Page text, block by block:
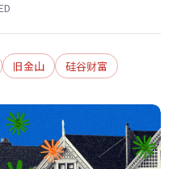
旧金山 硅谷财富